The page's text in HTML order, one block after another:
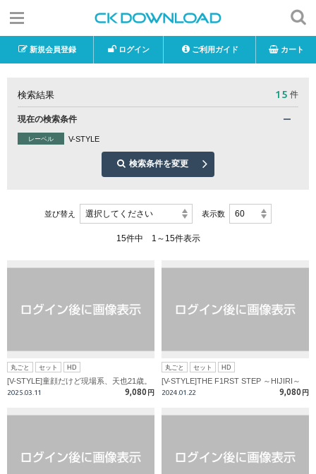
新規会員登録 ログイン ご利用ガイド カート
検索結果 15 件
現在の検索条件
レーベル V-STYLE
検索条件を変更
並び替え 選択してください 表示数 60
15件中 1～15件表示
丸ごと セット HD
[V-STYLE]童顔だけど現場系、天也21歳。
2025.03.11 9,080 円
丸ごと セット HD
[V-STYLE]THE F1RST STEP ～HIJIRI～
2024.01.22 9,080 円